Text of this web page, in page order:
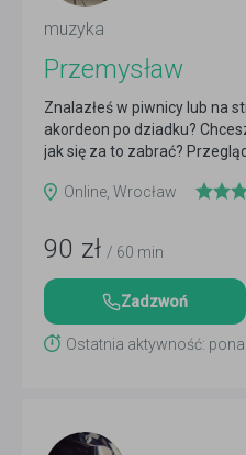
muzyka
Przemysław
Znalazłeś w piwnicy lub na
akordeon po dziadku?
jak się za to zabrać?
Online, Wrocław
90 zł / 60 min
Zadzwoń
Ostatnia aktywność: